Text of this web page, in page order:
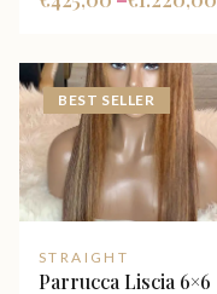
BEST SELLER
STRAIGHT
Parrucca Liscia 6×6